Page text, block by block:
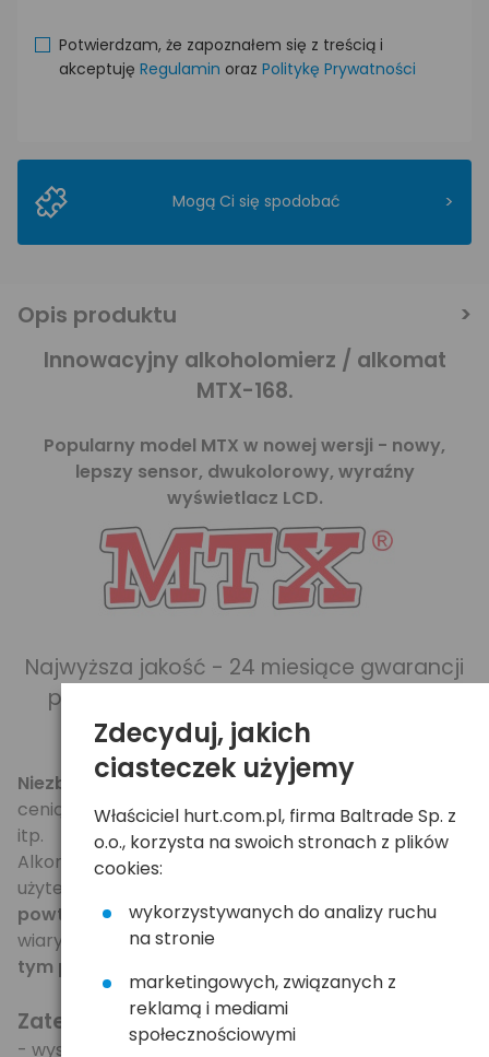
Potwierdzam, że zapoznałem się z treścią i
akceptuję Regulamin oraz Politykę Prywatności
Mogą Ci się spodobać >
Opis produktu
Innowacyjny alkoholomierz / alkomat
MTX-168.
Popularny model MTX w nowej wersji - nowy,
lepszy sensor, dwukolorowy, wyraźny
wyświetlacz LCD.
Najwyższa jakość - 24 miesiące gwarancji
producenta
Door2Door.
Niezbędne wyposażenie każdego kierowcy
ceniących sobie bezpieczeństwo na drodze, w pracy
itp.
Alkomat MTX168 to model szczególnie polecany na
użytek prywatny - oferuje
powtarzalność pomiaróworaz co najważniejsze -
wiarygodny wynik testu,
tym przedziale cenowym
Zatety urządzenia:
- wysoka precyzja i powtarzalność pomiarów,
Zdecyduj, jakich
ciasteczek użyjemy
Właściciel hurt.com.pl, firma Baltrade Sp. z
o.o., korzysta na swoich stronach z plików
cookies:
wykorzystywanych do analizy ruchu
na stronie
marketingowych, związanych z
reklamą i mediami
społecznościowymi